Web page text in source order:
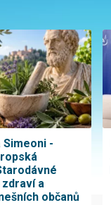
Simeoni -
a
občanů